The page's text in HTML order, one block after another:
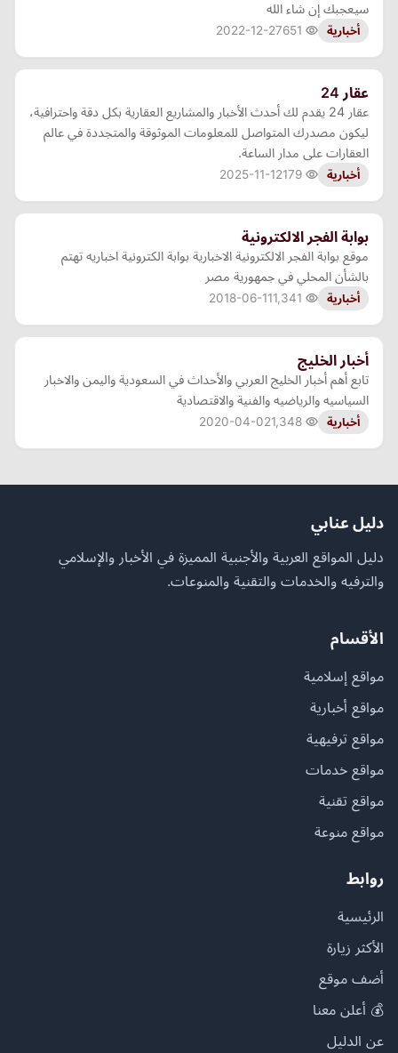
سيعجبك إن شاء الله
أخبارية 2022-12-27
عقار 24
عقار 24 يقدم لك أحدث الأخبار والمشاريع العقارية بكل دقة واحترافية،
ليكون مصدرك المتواصل للمعلومات الموثوقة والمتجددة في عالم
العقارات على مدار الساعة.
أخبارية 2025-11-12
بوابة الفجر الالكترونية
موقع بوابة الفجر الالكترونية الاخبارية بوابة الكترونية اخباريه تهتم
بالشأن المحلي في جمهورية مصر
أخبارية 2018-06-11
أخبار الخليج
تابع أهم أخبار الخليج العربي والأحداث في السعودية واليمن والاخبار
السياسيه والرياضيه والفنية والاقتصادية
أخبارية 2020-04-02
دليل عنابي
دليل المواقع العربية والأجنبية المميزة في الأخبار والإسلامي
والترفيه والخدمات والتقنية والمنوعات.
الأقسام
مواقع إسلامية
مواقع أخبارية
مواقع ترفيهية
مواقع خدمات
مواقع تقنية
مواقع منوعة
روابط
الرئيسية
الأكثر زيارة
أضف موقع
💰 أعلن معنا
عن الدليل